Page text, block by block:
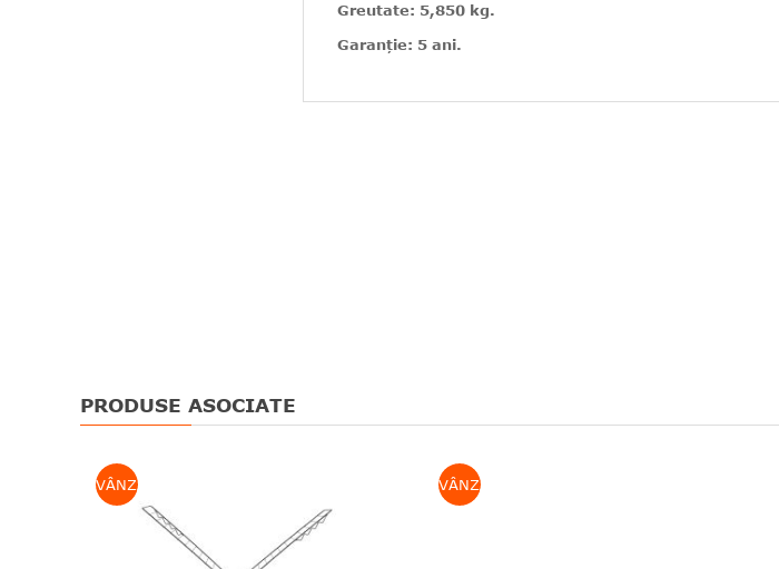
Greutate: 5,850 kg.
Garanție: 5 ani.
PRODUSE ASOCIATE
VÂNZARE VÂNZARE